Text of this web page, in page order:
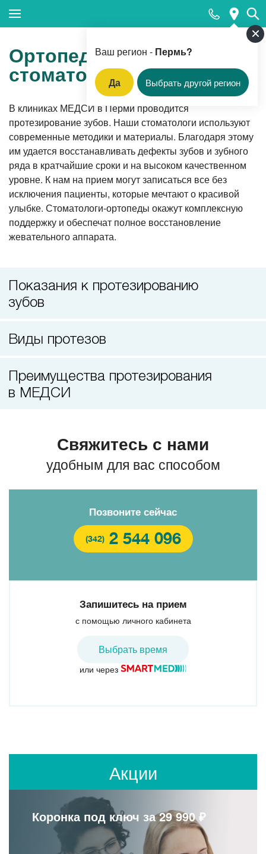
Ваш регион - Пермь?
Да Выбрать другой регион
Популярные запросы
Прием педиатра
МРТ
КТ
Прием гинеколога
УЗИ
Удаление родинок и папиллом
Ортопедическая
стоматология
В клиниках МЕДСИ в Перми проводится
протезирование зубов. Наши стоматологи используют
современные методики и материалы. Благодаря этому
им удается восстанавливать дефекты зубов и зубного
ряда в кратчайшие сроки и на высоком качественном
уровне. К нам на прием могут записаться все без
исключения пациенты, которые мечтают о красивой
улыбке. Стоматологи-ортопеды окажут комплексную
поддержку и обеспечат полное восстановление
жевательного аппарата.
Показания к протезированию
зубов
Виды протезов
Преимущества протезирования
в МЕДСИ
Свяжитесь с нами
удобным для вас способом
Позвоните сейчас
(342) 2 544 096
Запишитесь на прием
с помощью личного кабинета
Выбрать время
или через
Акции
Коронка под ключ за 29 990 ₽